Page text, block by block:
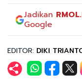
Jadikan
Google
EDITOR: DIKI